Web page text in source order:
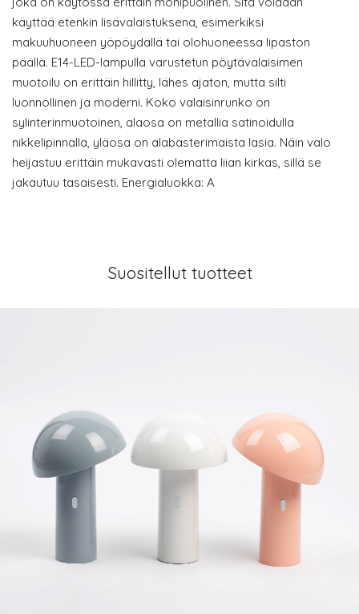
käyttää etenkin lisävalaistuksena, esimerkiksi
makuuhuoneen yöpöydällä tai olohuoneessa lipaston
päällä. E14-LED-lampulla varustetun pöytävalaisimen
muotoilu on erittäin hillitty, lähes ajaton, mutta silti
luonnollinen ja moderni. Koko valaisinrunko on
sylinterinmuotoinen, alaosa on metallia satinoidulla
nikkelipinnalla, yläosa on alabasterimaista lasia. Näin valo
heijastuu erittäin mukavasti olematta liian kirkas, sillä se
jakautuu tasaisesti. Energialuokka: A
Suositellut tuotteet